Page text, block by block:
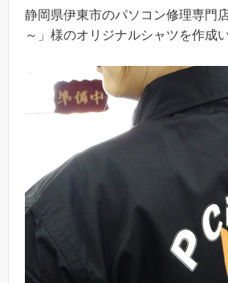
静岡県伊東市のパソコン修理専門
～」様のオリジナルシャツを作成